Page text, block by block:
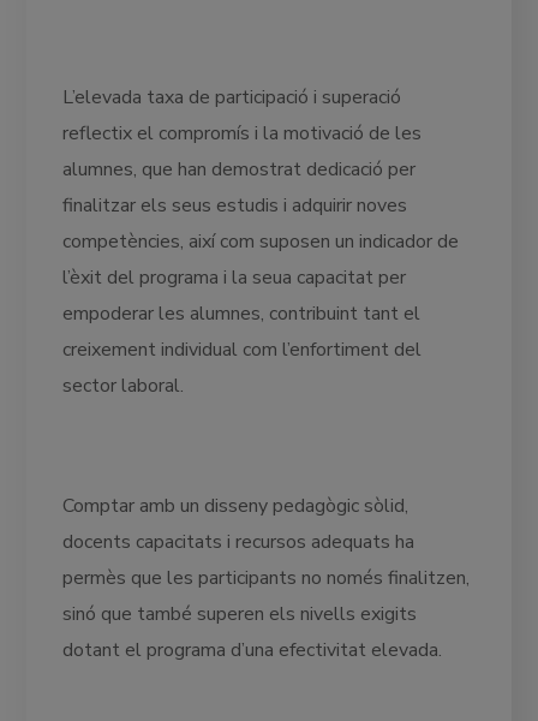
L’elevada taxa de participació i superació
reflectix el compromís i la motivació de les
alumnes, que han demostrat dedicació per
finalitzar els seus estudis i adquirir noves
competències, així com suposen un indicador de
l’èxit del programa i la seua capacitat per
empoderar les alumnes, contribuint tant el
creixement individual com l’enfortiment del
sector laboral.
Comptar amb un disseny pedagògic sòlid,
docents capacitats i recursos adequats ha
permès que les participants no només finalitzen,
sinó que també superen els nivells exigits
dotant el programa d’una efectivitat elevada.